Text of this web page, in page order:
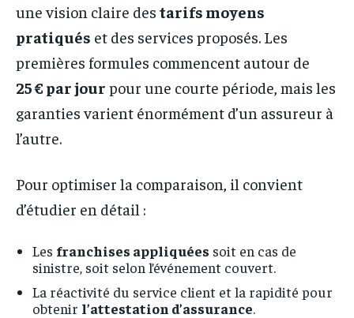
une vision claire des tarifs moyens
pratiqués et des services proposés. Les
premières formules commencent autour de
25 € par jour pour une courte période, mais les
garanties varient énormément d’un assureur à
l’autre.
Pour optimiser la comparaison, il convient
d’étudier en détail :
Les franchises appliquées soit en cas de
sinistre, soit selon l’événement couvert.
La réactivité du service client et la rapidité pour
obtenir l’attestation d’assurance.